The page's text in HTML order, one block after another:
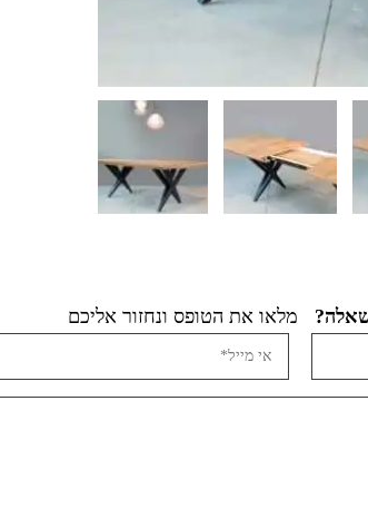
מלאו את הטופס ונחזור אליכם